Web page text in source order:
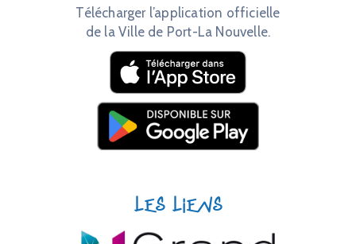
Télécharger l’application officielle
de la Ville de Port-La Nouvelle.
Les liens